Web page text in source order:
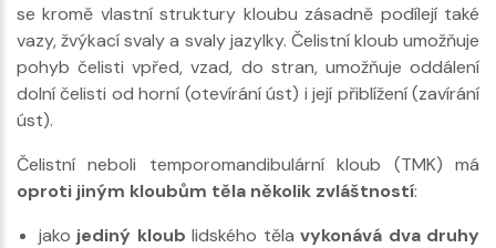
se kromě vlastní struktury kloubu zásadně podílejí také
vazy, žvýkací svaly a svaly jazylky. Čelistní kloub umožňuje
pohyb čelisti vpřed, vzad, do stran, umožňuje oddálení
dolní čelisti od horní (otevírání úst) i její přiblížení (zavírání
úst).
Čelistní neboli temporomandibulární kloub (TMK) má
oproti jiným kloubům těla několik zvláštností:
jako jediný kloub lidského tělavykonává dva druhy